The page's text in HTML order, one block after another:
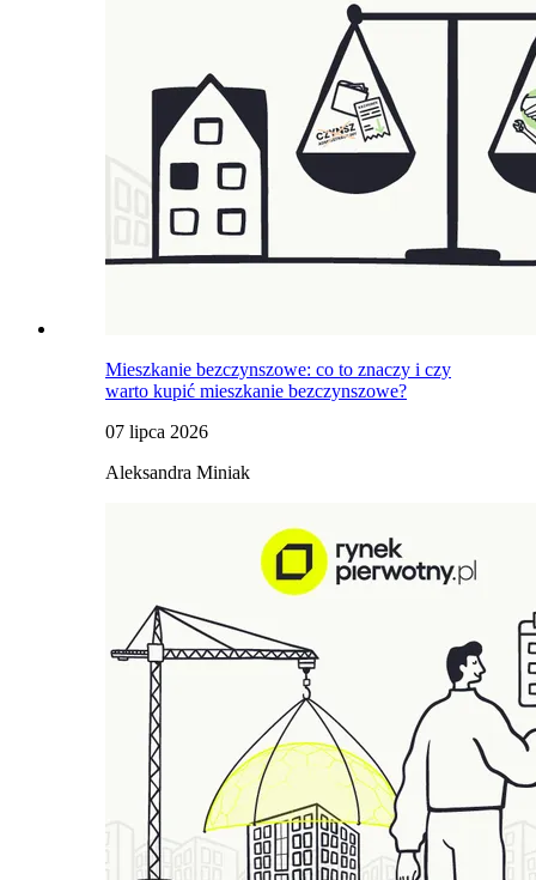
Mieszkanie bezczynszowe: co to znaczy i czy
warto kupić mieszkanie bezczynszowe?
07 lipca 2026
Aleksandra Miniak